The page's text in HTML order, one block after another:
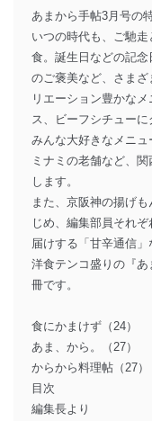
あまから手帖3月号の
いつの時代も、ご馳
食。誕生日などの記
のご褒美など、さま
リエーション豊かな
ス、ビーフシチューに
みんな大好きなメニュ
ミナミの老舗など、
します。
また、京阪神の揚げ
じめ、編集部員それ
届けする「甘辛通信」
洋食テンコ盛りの『
冊です。
食にかまけず（24）
あま、から。（27）
からから料理帖（27）
目次
編集長より